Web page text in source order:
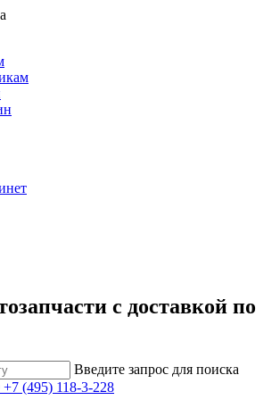
с доставкой по
Введите запрос для поиска
+7 (495) 118-3-228